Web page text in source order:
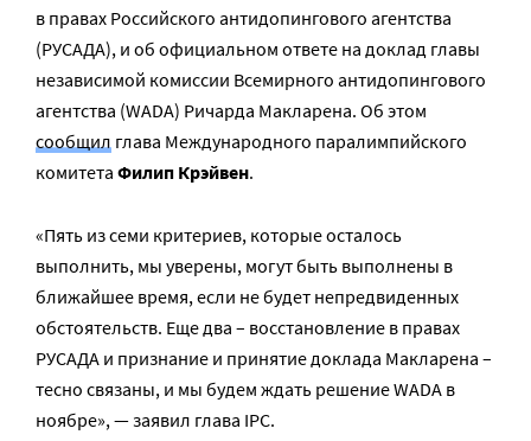
в правах Российского антидопингового агентства
(РУСАДА), и об официальном ответе на доклад главы
независимой комиссии Всемирного антидопингового
агентства (WADA) Ричарда Макларена. Об этом
сообщил глава Международного паралимпийского
комитета Филип Крэйвен.
«Пять из семи критериев, которые осталось
выполнить, мы уверены, могут быть выполнены в
ближайшее время, если не будет непредвиденных
обстоятельств. Еще два – восстановление в правах
РУСАДА и признание и принятие доклада Макларена –
тесно связаны, и мы будем ждать решение WADA в
ноябре», — заявил глава IPC.